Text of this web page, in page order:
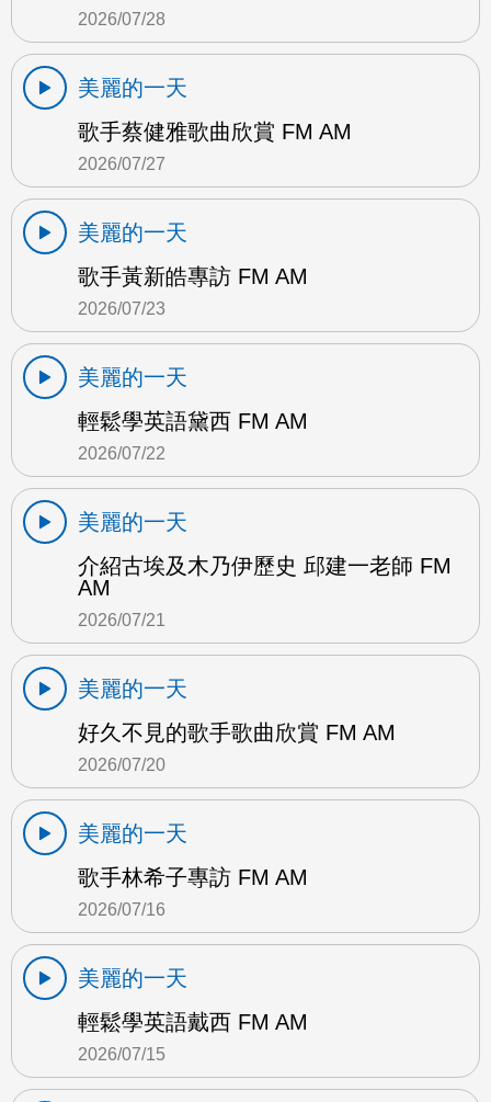
2026/07/28
美麗的一天
歌手蔡健雅歌曲欣賞 FM AM
2026/07/27
美麗的一天
歌手黃新皓專訪 FM AM
2026/07/23
美麗的一天
輕鬆學英語黛西 FM AM
2026/07/22
美麗的一天
介紹古埃及木乃伊歷史 邱建一老師 FM
AM
2026/07/21
美麗的一天
好久不見的歌手歌曲欣賞 FM AM
2026/07/20
美麗的一天
歌手林希子專訪 FM AM
2026/07/16
美麗的一天
輕鬆學英語戴西 FM AM
2026/07/15